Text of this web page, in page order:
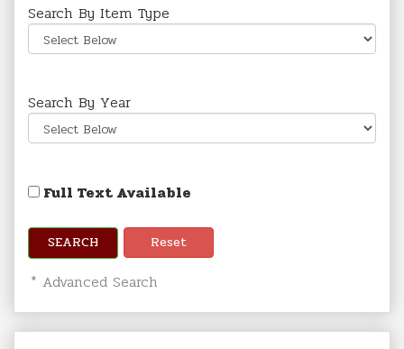
Search By Item Type
Search By Year
Full Text Available
SEARCH Reset
* Advanced Search